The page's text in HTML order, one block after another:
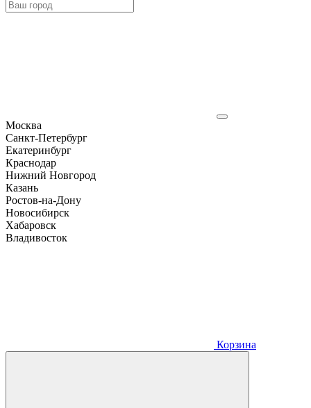
Москва
Санкт-Петербург
Екатеринбург
Краснодар
Нижний Новгород
Казань
Ростов-на-Дону
Новосибирск
Хабаровск
Владивосток
Корзина